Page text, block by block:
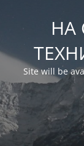
НА
Site will be